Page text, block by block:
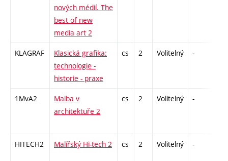
nových médií. The
best of new
media art 2
KLAGRAF
Klasická grafika:
technologie -
historie - praxe
cs 2 Volitelný -
1MvA2
Malba v
architektuře 2
cs 2 Volitelný -
HITECH2 Malířský Hi-tech 2 cs 2 Volitelný -